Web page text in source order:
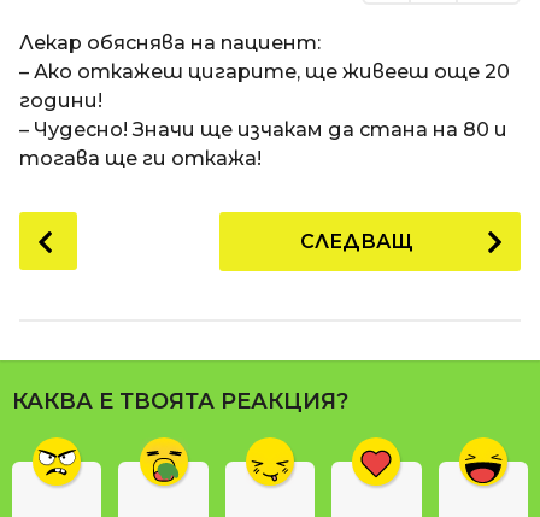
Лекар обяснява на пациент:
– Ако откажеш цигарите, ще живееш още 20
години!
– Чудесно! Значи ще изчакам да стана на 80 и
тогава ще ги откажа!
o
P
a
g
n
СЛЕДВАЩ
КАКВА Е ТВОЯТА РЕАКЦИЯ?